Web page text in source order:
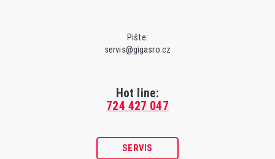
Pište:
servis@gigasro.cz
Hot line:
724 427 047
SERVIS